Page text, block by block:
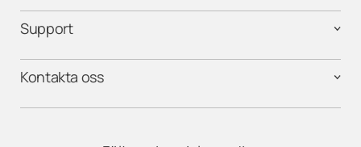
Support
Kontakta oss